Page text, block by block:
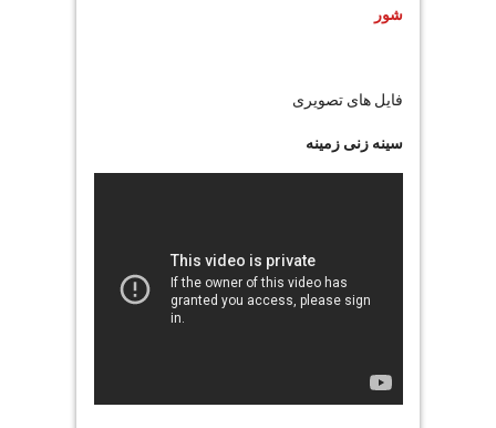
شور
فایل های تصویری
سینه زنی زمینه